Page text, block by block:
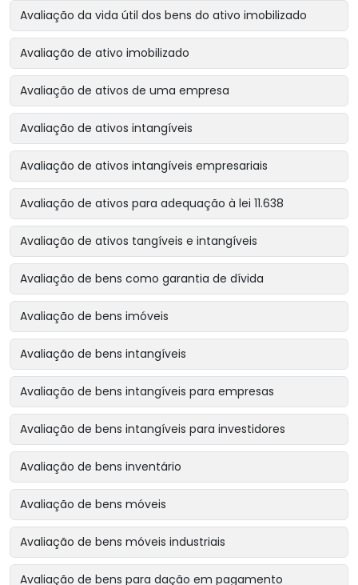
Avaliação da vida útil dos bens do ativo imobilizado
Avaliação de ativo imobilizado
Avaliação de ativos de uma empresa
Avaliação de ativos intangíveis
Avaliação de ativos intangíveis empresariais
Avaliação de ativos para adequação à lei 11.638
Avaliação de ativos tangíveis e intangíveis
Avaliação de bens como garantia de dívida
Avaliação de bens imóveis
Avaliação de bens intangíveis
Avaliação de bens intangíveis para empresas
Avaliação de bens intangíveis para investidores
Avaliação de bens inventário
Avaliação de bens móveis
Avaliação de bens móveis industriais
Avaliação de bens para dação em pagamento